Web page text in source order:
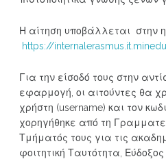
Η αίτηση υποβάλλεται στην
https://
Για την είσοδό τους στην
εφαρμογή, οι αιτούντες θα
χρήστη (username) και τον
χορηγήθηκε από τη
Τμήματός τους για τις
φοιτητική Ταυτότητα,